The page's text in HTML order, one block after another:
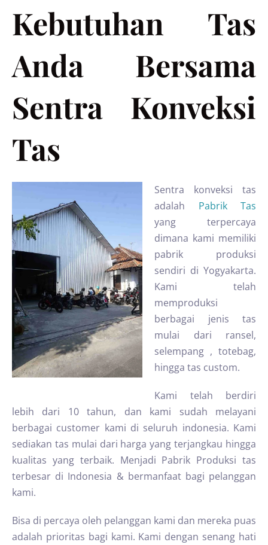
Kebutuhan Tas
Anda Bersama
Sentra Konveksi
Tas
Sentra konveksi tas
adalah Pabrik Tas
yang terpercaya
dimana kami memiliki
pabrik produksi
sendiri di Yogyakarta.
Kami telah
memproduksi
berbagai jenis tas
mulai dari ransel,
selempang , totebag,
hingga tas custom.
Kami telah berdiri
lebih dari 10 tahun, dan kami sudah melayani
berbagai customer kami di seluruh indonesia. Kami
sediakan tas mulai dari harga yang terjangkau hingga
kualitas yang terbaik. Menjadi Pabrik Produksi tas
terbesar di Indonesia & bermanfaat bagi pelanggan
kami.
Bisa di percaya oleh pelanggan kami dan mereka puas
adalah prioritas bagi kami. Kami dengan senang hati